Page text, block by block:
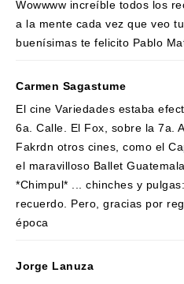
Wowwww increíble todos los
a la mente cada vez que veo
buenísimas te felicito Pablo
Carmen Sagastume
El cine Variedades estaba
6a. Calle. El Fox, sobre la 7a.
Fakrdn otros cines, como el
el maravilloso Ballet
*Chimpul* ... chinches y
recuerdo. Pero, gracias por
época
Jorge Lanuza